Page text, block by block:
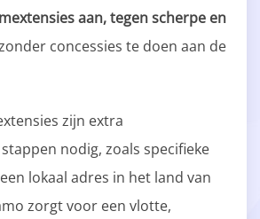
aan, tegen scherpe en
concessies te doen aan de
zijn extra
nodig, zoals specifieke
lokaal adres in het land van
zorgt voor een vlotte,